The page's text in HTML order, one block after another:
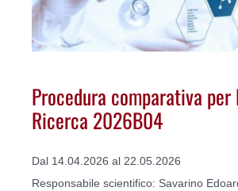
Procedura comparativa per
Ricerca 2026B04
Dal 14.04.2026 al 22.05.2026
Responsabile scientifico: Savarino